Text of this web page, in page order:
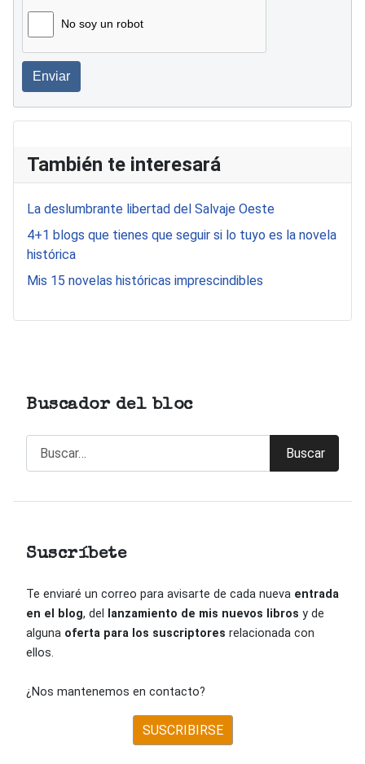
No soy un robot
Enviar
También te interesará
La deslumbrante libertad del Salvaje Oeste
4+1 blogs que tienes que seguir si lo tuyo es la novela
histórica
Mis 15 novelas históricas imprescindibles
Buscador del bloc
Buscar
Suscríbete
Te enviaré un correo para avisarte de cada nueva entrada
en el blog, del lanzamiento de mis nuevos libros y de
alguna oferta para los suscriptores relacionada con
ellos.
¿Nos mantenemos en contacto?
SUSCRIBIRSE